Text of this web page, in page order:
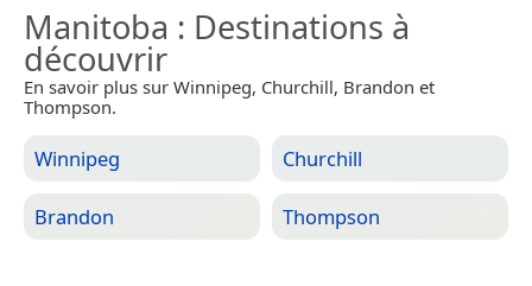
Manitoba : Destinations à
découvrir
En savoir plus sur Winnipeg, Churchill, Brandon et
Thompson.
Winnipeg Churchill
Brandon Thompson